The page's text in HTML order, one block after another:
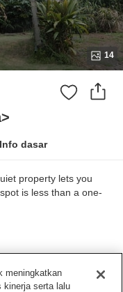
14
Info dasar
property lets you
is less than a one-
meningkatkan
kinerja serta lalu